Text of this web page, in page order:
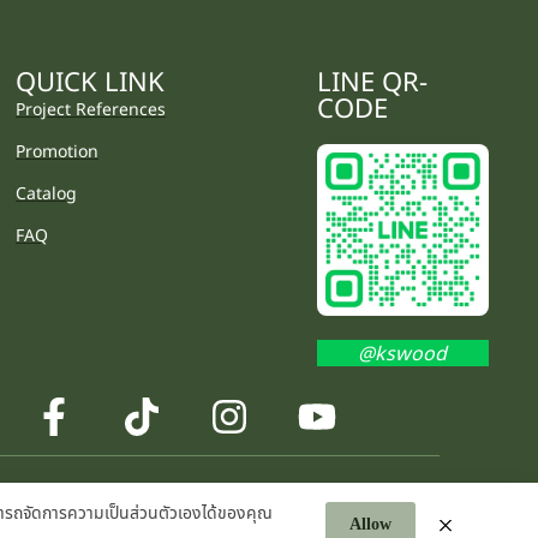
QUICK LINK
Project References
Promotion
Catalog
FAQ
LINE QR-
CODE
@kswood
ถจัดการความเป็นส่วนตัวเองได้ของคุณ
Allow